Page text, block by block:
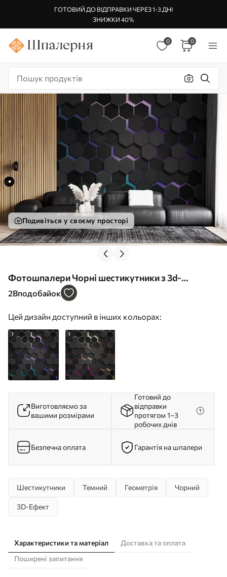
ГОТОВИЙ ДО ВІДПРАВКИ ЧЕРЕЗ 1-3 ДНІ
ЗНИЖКИ 40%
0 0
Подивіться у своєму просторі
Фотошпалери Чорні шестикутники з 3d-
ефектом у чорному та фіолетовому кольорах
2Вподобайок
Цей дизайн доступний в інших кольорах:
Виготовляємо за
вашими розмірами
Готовий до
відправки
протягом 1–3
робочих днів
Безпечна оплата Гарантія на шпалери
Шестикутники Темний Геометрія Чорний
3D-Ефект
Характеристики та матеріал
Доставка та оплата
Поширені запитання